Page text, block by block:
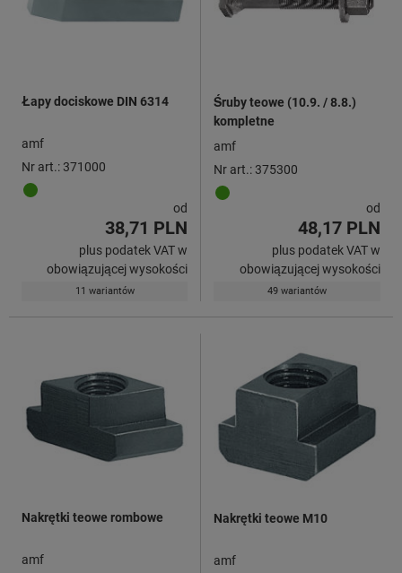
Łapy dociskowe DIN 6314
amf
Nr art.: 371000
od
38,71 PLN
plus podatek VAT w
obowiązującej wysokości
11 wariantów
Śruby teowe (10.9. / 8.8.)
kompletne
amf
Nr art.: 375300
od
48,17 PLN
plus podatek VAT w
obowiązującej wysokości
49 wariantów
Nakrętki teowe rombowe
amf
Nakrętki teowe M10
amf